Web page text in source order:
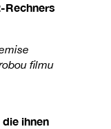
Rechners
filmu
ihnen